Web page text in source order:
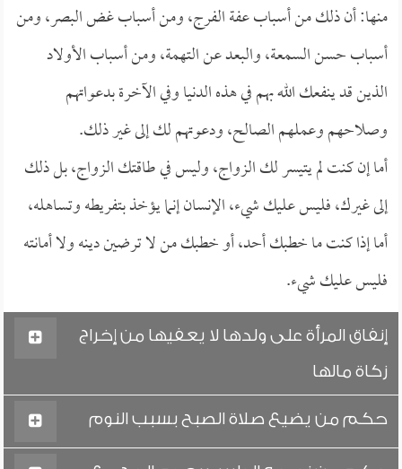
منها: أن ذلك من أسباب عفة الفرج، ومن أسباب غض البصر، ومن
أسباب حسن السمعة، والبعد عن التهمة، ومن أسباب الأولاد
الذين قد ينفعك الله بهم في هذه الدنيا وفي الآخرة بدعواتهم
وصلاحهم وعملهم الصالح، ودعوتهم لك إلى غير ذلك.
أما إن كنت لم يتيسر لك الزواج، وليس في طاقتك الزواج، بل ذلك
إلى غيرك، فليس عليك شيء، الإنسان إنما يؤخذ بتفريطه وتساهله،
أما إذا كنت ما خطبك أحد، أو خطبك من لا ترضين دينه ولا أمانته
فليس عليك شيء.
إنفاق المرأة على ولدها لا يعفيها من إخراج
زكاة مالها
حكم من يضيع صلاة الصبح بسبب النوم